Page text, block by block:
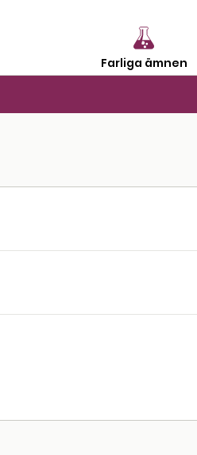
Farliga ämnen